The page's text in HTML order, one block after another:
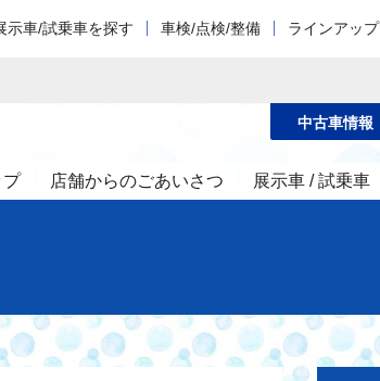
示車/試乗車を探す 車検/点検/整備 ラインアップ
プ 店舗からのごあいさつ 展示車 / 試乗車
中古車情報